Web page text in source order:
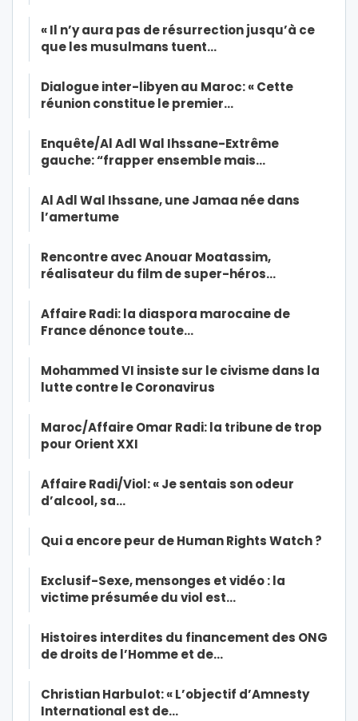
« Il n’y aura pas de résurrection jusqu’à ce
que les musulmans tuent…
Dialogue inter-libyen au Maroc: « Cette
réunion constitue le premier…
Enquête/Al Adl Wal Ihssane-Extrême
gauche: “frapper ensemble mais…
Al Adl Wal Ihssane, une Jamaa née dans
l’amertume
Rencontre avec Anouar Moatassim,
réalisateur du film de super-héros…
Affaire Radi: la diaspora marocaine de
France dénonce toute…
Mohammed VI insiste sur le civisme dans la
lutte contre le Coronavirus
Maroc/Affaire Omar Radi: la tribune de trop
pour Orient XXI
Affaire Radi/Viol: « Je sentais son odeur
d’alcool, sa…
Qui a encore peur de Human Rights Watch ?
Exclusif-Sexe, mensonges et vidéo : la
victime présumée du viol est…
Histoires interdites du financement des ONG
de droits de l’Homme et de…
Christian Harbulot: « L’objectif d’Amnesty
International est de…